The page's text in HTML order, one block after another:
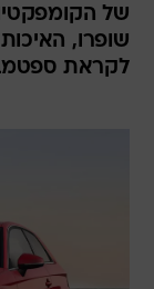
שופרו,
לקראת